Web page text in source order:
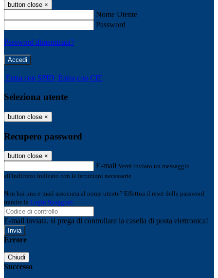
button close ×
Nome Utente
Password
Password dimenticata?
-
Entra con SPID Entra con CIE
Seleziona utente
button close ×
Recupero password
button close ×
E-mail Verrà inviato un messaggio
all'indirizzo indicato con le istruzioni necessarie.
Non hai una e-mail associata al nome utente? Effettua il reset della password
tramite la Login Spaggiari
E-mail inviata, si prega di controllare la casella di posta elettronica!
Errore
Chiudi
Successo